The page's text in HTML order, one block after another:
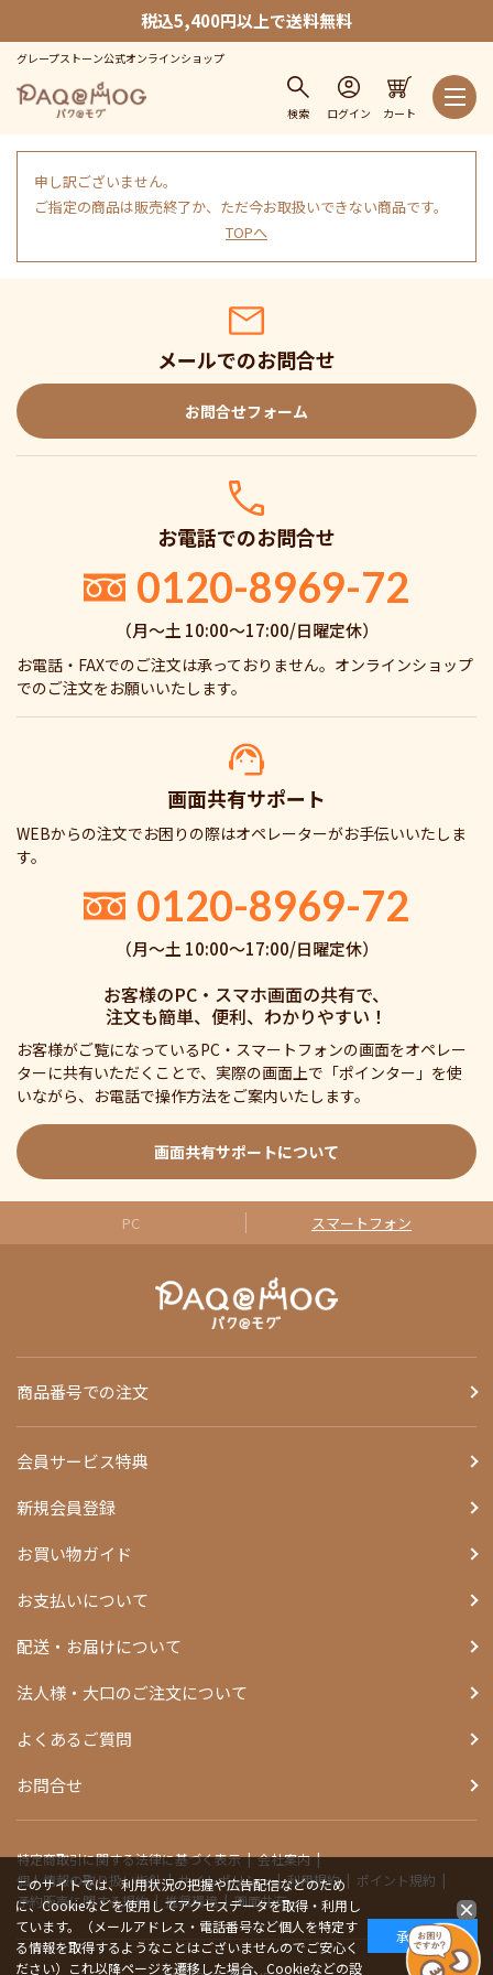
税込5,400円以上で送料無料
グレープストーン公式オンラインショップ
検索 ログイン カート
申し訳ございません。
ご指定の商品は販売終了か、ただ今お取扱いできない商品です。
TOPへ
メールでのお問合せ
お問合せフォーム
お電話でのお問合せ
0120-8969-72
（月〜土 10:00〜17:00/日曜定休）
お電話・FAXでのご注文は承っておりません。オンラインショップ
でのご注文をお願いいたします。
画面共有サポート
WEBからの注文でお困りの際はオペレーターがお手伝いいたしま
す。
0120-8969-72
（月〜土 10:00〜17:00/日曜定休）
お客様のPC・スマホ画面の共有で、
注文も簡単、便利、わかりやすい！
お客様がご覧になっているPC・スマートフォンの画面をオペレー
ターに共有いただくことで、実際の画面上で「ポインター」を使
いながら、お電話で操作方法をご案内いたします。
画面共有サポートについて
PC スマートフォン
商品番号での注文
会員サービス特典
新規会員登録
お買い物ガイド
お支払いについて
配送・お届けについて
法人様・大口のご注文について
よくあるご質問
お問合せ
特定商取引に関する法律に基づく表示
会社案内
個人情報の取り扱い指針
サイトポリシー 利用規約
ポイント規約
予約販売に関する規約
推奨環境 画面共有
このサイトでは、利用状況の把握や広告配信などのため
に、Cookieなどを使用してアクセスデータを取得・利用し
ています。（メールアドレス・電話番号など個人を特定す
る情報を取得するようなことはございませんのでご安心く
ださい）これ以降ページを遷移した場合、Cookieなどの設
承諾する